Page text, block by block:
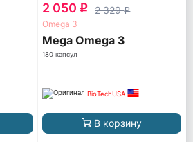
2 050 q 2 329q
Omega 3
Mega Omega 3
180 капсул
BioTechUSA
В корзину